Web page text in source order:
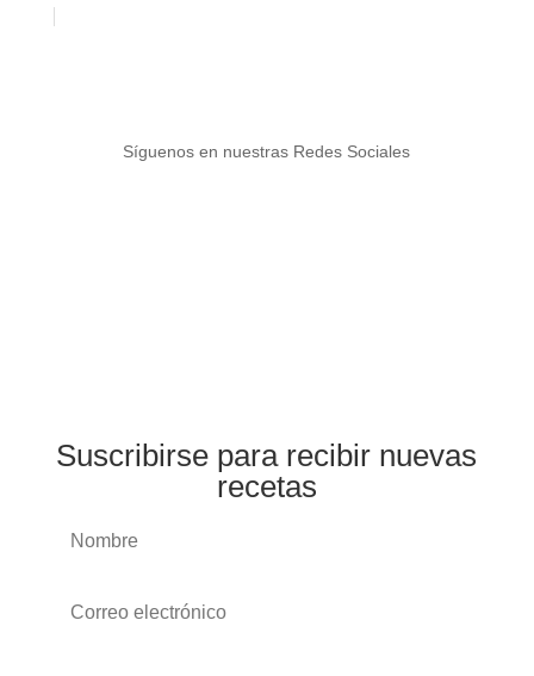
Síguenos en nuestras Redes Sociales
Suscribirse para recibir nuevas
recetas